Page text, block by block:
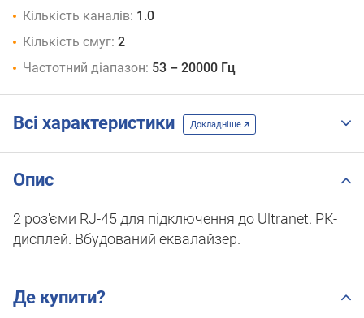
Кількість каналів: 1.0
Кількість смуг: 2
Частотний діапазон: 53 – 20000 Гц
Всі характеристики Докладніше
Опис
2 роз'єми RJ-45 для підключення до Ultranet. РК-
дисплей. Вбудований еквалайзер.
Де купити?